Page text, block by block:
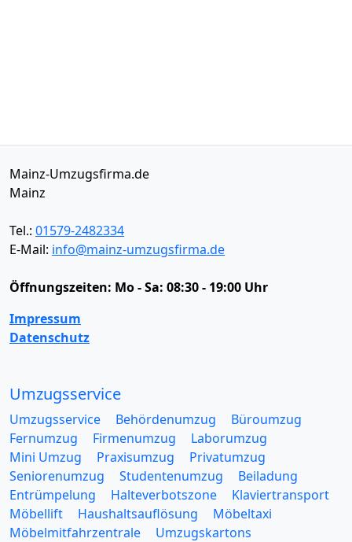
Mainz-Umzugsfirma.de
Mainz
Tel.: 01579-2482334
E-Mail: info@mainz-umzugsfirma.de
Öffnungszeiten: Mo - Sa: 08:30 - 19:00 Uhr
Impressum
Datenschutz
Umzugsservice
Umzugsservice Behördenumzug
Büroumzug
Fernumzug
Firmenumzug
Laborumzug
Mini Umzug
Praxisumzug
Privatumzug
Seniorenumzug
Studentenumzug
Beiladung
Entrümpelung
Halteverbotszone
Klaviertransport
Möbellift
Haushaltsauflösung
Möbeltaxi
Möbelmitfahrzentrale
Umzugskartons